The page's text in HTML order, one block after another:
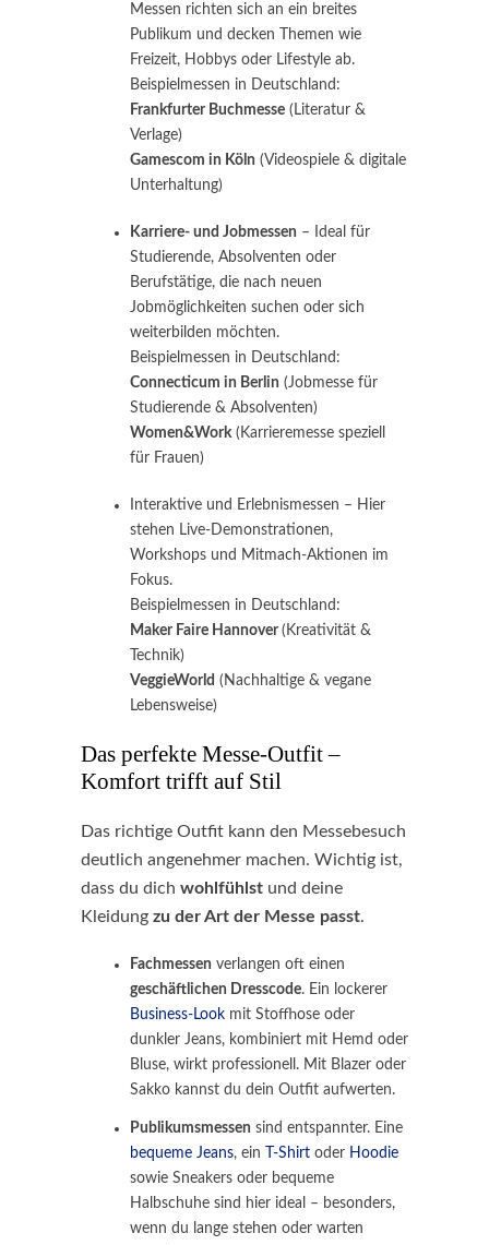
Messen richten sich an ein breites
Publikum und decken Themen wie
Freizeit, Hobbys oder Lifestyle ab.
Beispielmessen in Deutschland:
Frankfurter Buchmesse (Literatur &
Verlage)
Gamescom in Köln (Videospiele & digitale
Unterhaltung)
Karriere- und Jobmessen – Ideal für
Studierende, Absolventen oder
Berufstätige, die nach neuen
Jobmöglichkeiten suchen oder sich
weiterbilden möchten.
Beispielmessen in Deutschland:
Connecticum in Berlin (Jobmesse für
Studierende & Absolventen)
Women&Work(Karrieremesse speziell
für Frauen)
Interaktive und Erlebnismessen – Hier
stehen Live-Demonstrationen,
Workshops und Mitmach-Aktionen im
Fokus.
Beispielmessen in Deutschland:
Maker Faire Hannover (Kreativität &
Technik)
VeggieWorld (Nachhaltige & vegane
Lebensweise)
Das perfekte Messe-Outfit –
Komfort trifft auf Stil
Das richtige Outfit kann den Messebesuch
deutlich angenehmer machen. Wichtig ist,
dass du dich wohlfühlst und deine
Kleidung zu der Art der Messe passt.
Fachmessen verlangen oft einen
geschäftlichen Dresscode. Ein lockerer
Business-Look mit Stoffhose oder
dunkler Jeans, kombiniert mit Hemd oder
Bluse, wirkt professionell. Mit Blazer oder
Sakko kannst du dein Outfit aufwerten.
Publikumsmessen sind entspannter. Eine
bequeme Jeans, ein T-Shirt oder Hoodie
sowie Sneakers oder bequeme
Halbschuhe sind hier ideal – besonders,
wenn du lange stehen oder warten